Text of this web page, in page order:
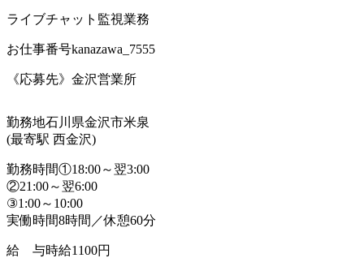
ライブチャット監視業務
お仕事番号kanazawa_7555
《応募先》金沢営業所
勤務地石川県金沢市米泉
(最寄駅 西金沢)
勤務時間①18:00～翌3:00
②21:00～翌6:00
③1:00～10:00
実働時間8時間／休憩60分
給 与時給1100円